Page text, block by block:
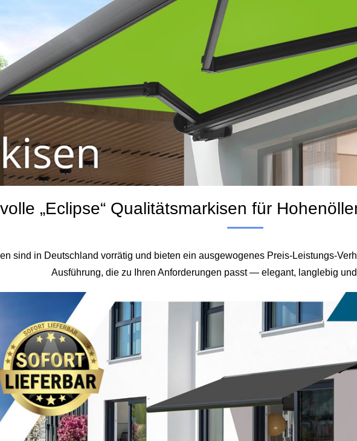
„Eclipse“ Qualitätsmarkisen für
sind in Deutschland vorrätig und bieten ein ausgewogenes
Ausführung, die zu Ihren Anforderungen passt — elegant, langlebig